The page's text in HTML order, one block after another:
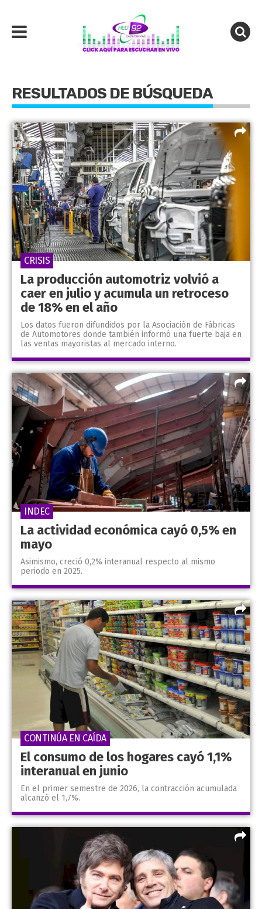
RESULTADOS DE BÚSQUEDA
La producción automotriz volvió a
caer en julio y acumula un retroceso
de 18% en el año
Los datos fueron difundidos por la Asociación de Fábricas
de Automotores donde también informó una fuerte baja en
las ventas mayoristas al mercado interno.
CRISIS
La actividad económica cayó 0,5% en
mayo
Asimismo, creció 0,2% interanual respecto al mismo
periodo en 2025.
INDEC
El consumo de los hogares cayó 1,1%
interanual en junio
En el primer semestre de 2026, la contracción acumulada
alcanzó el 1,7%.
CONTINÚA EN CAÍDA